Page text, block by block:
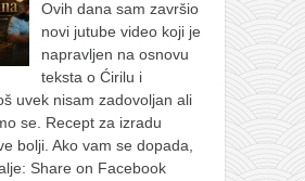
Ovih dana sam završio
novi jutube video koji je
napravljen na osnovu
teksta o Ćirilu i
uvek nisam zadovoljan ali
se. Recept za izradu
bolji. Ako vam se dopada,
Share on Facebook